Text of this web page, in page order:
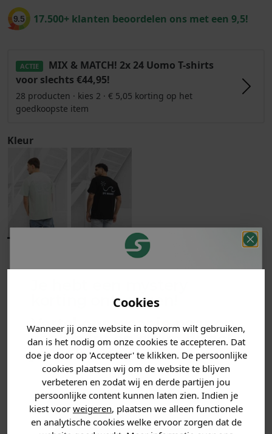
Cookies
Wanneer jij onze website in topvorm wilt gebruiken,
dan is het nodig om onze cookies te accepteren. Dat
doe je door op 'Accepteer' te klikken. De persoonlijke
cookies plaatsen wij om de website te blijven
verbeteren en zodat wij en derde partijen jou
persoonlijke content kunnen laten zien. Indien je
kiest voor weigeren, plaatsen we alleen functionele
en analytische cookies welke ervoor zorgen dat de
9.5 17.500+ klanten beoordelen ons met een 9,5!
ACTIE
MIX & MATCH! 2x 24 Uomo T-shirts
voor slechts €44,95!
28 producten · kies 2 · € 5,05 korting op het
goedkoopste item
Kleur
is morgen in huis!*
PRODUCTINFORMATIE
MATERIAAL & WASVOORSCHRIFT
ANDERE BESTELDEN OOK
korting ontvangen!
Vertel ons waar je naar op
zoek bent en claim direct
jouwkorting.
Heren kleding